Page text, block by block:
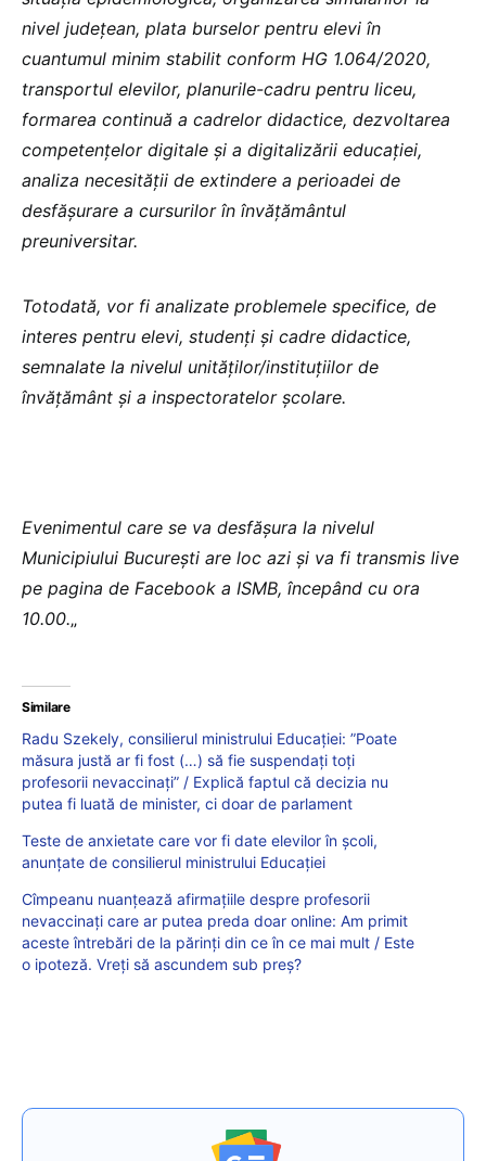
nivel județean, plata burselor pentru elevi în
cuantumul minim stabilit conform HG 1.064/2020,
transportul elevilor, planurile-cadru pentru liceu,
formarea continuă a cadrelor didactice, dezvoltarea
competențelor digitale și a digitalizării educației,
analiza necesității de extindere a perioadei de
desfășurare a cursurilor în învățământul
preuniversitar.
Totodată, vor fi analizate problemele specifice, de
interes pentru elevi, studenți și cadre didactice,
semnalate la nivelul unităților/instituțiilor de
învățământ și a inspectoratelor școlare.
Evenimentul care se va desfășura la nivelul
Municipiului București are loc azi și va fi transmis live
pe pagina de Facebook a ISMB, începând cu ora
10.00.„
Similare
Radu Szekely, consilierul ministrului Educației: ”Poate
măsura justă ar fi fost (…) să fie suspendați toți
profesorii nevaccinați” / Explică faptul că decizia nu
putea fi luată de minister, ci doar de parlament
Teste de anxietate care vor fi date elevilor în școli,
anunțate de consilierul ministrului Educației
Cîmpeanu nuanțează afirmațiile despre profesorii
nevaccinați care ar putea preda doar online: Am primit
aceste întrebări de la părinți din ce în ce mai mult / Este
o ipoteză. Vreți să ascundem sub preș?